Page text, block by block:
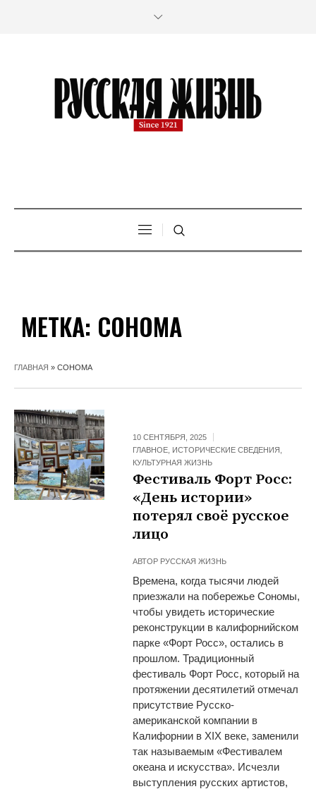
МЕТКА: СОНОМА
ГЛАВНАЯ » СОНОМА
10 СЕНТЯБРЯ, 2025
ГЛАВНОЕ ИСТОРИЧЕСКИЕ СВЕДЕНИЯ
КУЛЬТУРНАЯ ЖИЗНЬ
Фестиваль Форт Росс:
«День истории»
потерял своё русское
лицо
АВТОР РУССКАЯ ЖИЗНЬ
Времена, когда тысячи людей
приезжали на побережье Сономы,
чтобы увидеть исторические
реконструкции в калифорнийском
парке «Форт Росс», остались в
прошлом. Традиционный
фестиваль Форт Росс, который на
протяжении десятилетий отмечал
присутствие Русско-
американской компании в
Калифорнии в XIX веке, заменили
так называемым «Фестивалем
океана и искусства». Исчезли
выступления русских артистов,